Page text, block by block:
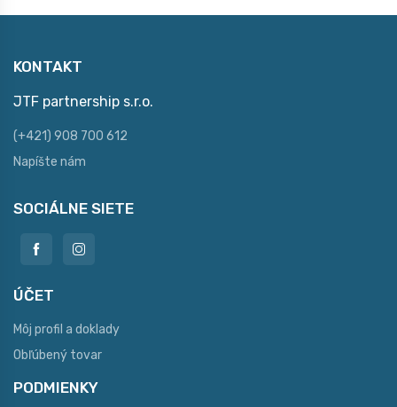
KONTAKT
JTF partnership s.r.o.
(+421) 908 700 612
Napíšte nám
SOCIÁLNE SIETE
ÚČET
Môj profil a doklady
Obľúbený tovar
PODMIENKY